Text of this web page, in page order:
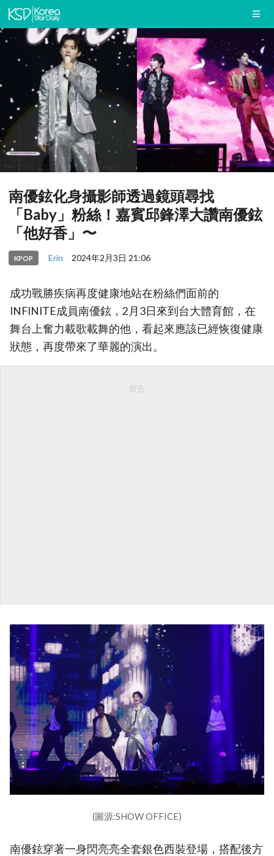
南優鉉化身攝影師透過鏡頭尋找
「Baby」粉絲！嘉賓邱鋒澤大讚南優鉉
「他好香」〜
KPOP Erin 2024年2月3日 21:06
成功戰勝疾病再度健康地站在粉絲們面前的
INFINITE成員南優鉉，2月3日來到台大體育館，在
舞台上奮力載歌載舞的他，看起來應該已經恢復健康
狀態，再度帶來了華麗的演出。
廣告
(圖源:SHOW OFFICE)
南優鉉穿著一身閃亮亮全套銀色西裝登場，搭配後方